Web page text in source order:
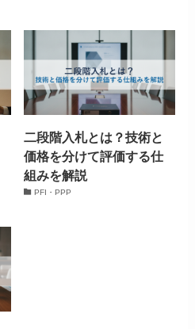
二段階入札とは？技術と
価格を分けて評価する仕
組みを解説
PFI・PPP